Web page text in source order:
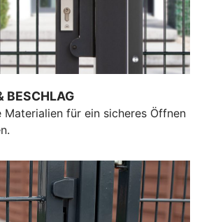
BESCHLAG
für ein sicheres Öffnen